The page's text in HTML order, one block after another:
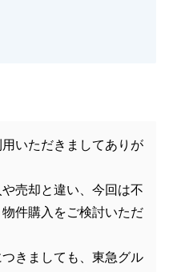
いただきましてありが
売却と違い、今回は不
件購入をご検討いただ
きましても、東急グル